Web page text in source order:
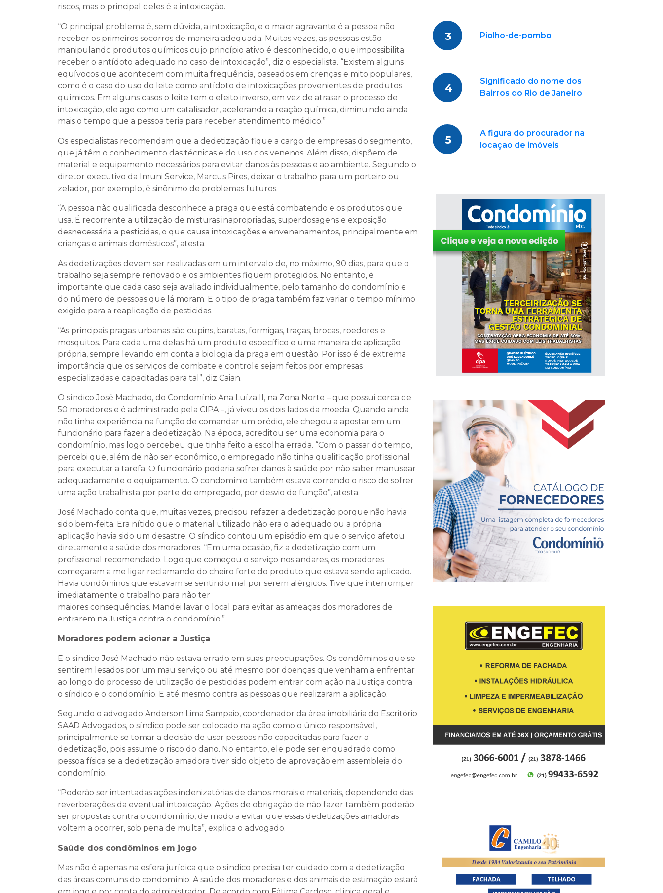
riscos, mas o principal deles é a intoxicação.
“O principal problema é, sem dúvida, a intoxicação, e o maior agravante é a pessoa não
receber os primeiros socorros de maneira adequada. Muitas vezes, as pessoas estão
manipulando produtos químicos cujo princípio ativo é desconhecido, o que impossibilita
receber o antídoto adequado no caso de intoxicação”, diz o especialista. “Existem alguns
equívocos que acontecem com muita frequência, baseados em crenças e mito populares,
como é o caso do uso do leite como antídoto de intoxicações provenientes de produtos
químicos. Em alguns casos o leite tem o efeito inverso, em vez de atrasar o processo de
intoxicação, ele age como um catalisador, acelerando a reação química, diminuindo ainda
mais o tempo que a pessoa teria para receber atendimento médico.”
Os especialistas recomendam que a dedetização fique a cargo de empresas do segmento,
que já têm o conhecimento das técnicas e do uso dos venenos. Além disso, dispõem de
material e equipamento necessários para evitar danos às pessoas e ao ambiente. Segundo o
diretor executivo da Imuni Service, Marcus Pires, deixar o trabalho para um porteiro ou
zelador, por exemplo, é sinônimo de problemas futuros.
“A pessoa não qualificada desconhece a praga que está combatendo e os produtos que
usa. É recorrente a utilização de misturas inapropriadas, superdosagens e exposição
desnecessária a pesticidas, o que causa intoxicações e envenenamentos, principalmente em
crianças e animais domésticos”, atesta.
As dedetizações devem ser realizadas em um intervalo de, no máximo, 90 dias, para que o
trabalho seja sempre renovado e os ambientes fiquem protegidos. No entanto, é
importante que cada caso seja avaliado individualmente, pelo tamanho do condomínio e
do número de pessoas que lá moram. E o tipo de praga também faz variar o tempo mínimo
exigido para a reaplicação de pesticidas.
“As principais pragas urbanas são cupins, baratas, formigas, traças, brocas, roedores e
mosquitos. Para cada uma delas há um produto específico e uma maneira de aplicação
própria, sempre levando em conta a biologia da praga em questão. Por isso é de extrema
importância que os serviços de combate e controle sejam feitos por empresas
especializadas e capacitadas para tal”, diz Caian.
O síndico José Machado, do Condomínio Ana Luíza II, na Zona Norte – que possui cerca de
50 moradores e é administrado pela CIPA –, já viveu os dois lados da moeda. Quando ainda
não tinha experiência na função de comandar um prédio, ele chegou a apostar em um
funcionário para fazer a dedetização. Na época, acreditou ser uma economia para o
condomínio, mas logo percebeu que tinha feito a escolha errada. “Com o passar do tempo,
percebi que, além de não ser econômico, o empregado não tinha qualificação profissional
para executar a tarefa. O funcionário poderia sofrer danos à saúde por não saber manusear
adequadamente o equipamento. O condomínio também estava correndo o risco de sofrer
uma ação trabalhista por parte do empregado, por desvio de função”, atesta.
José Machado conta que, muitas vezes, precisou refazer a dedetização porque não havia
sido bem-feita. Era nítido que o material utilizado não era o adequado ou a própria
aplicação havia sido um desastre. O síndico contou um episódio em que o serviço afetou
diretamente a saúde dos moradores. “Em uma ocasião, fiz a dedetização com um
profissional recomendado. Logo que começou o serviço nos andares, os moradores
começaram a me ligar reclamando do cheiro forte do produto que estava sendo aplicado.
Havia condôminos que estavam se sentindo mal por serem alérgicos. Tive que interromper
imediatamente o trabalho para não ter
maiores consequências. Mandei lavar o local para evitar as ameaças dos moradores de
entrarem na Justiça contra o condomínio.”
Moradores podem acionar a Justiça
E o síndico José Machado não estava errado em suas preocupações. Os condôminos que se
sentirem lesados por um mau serviço ou até mesmo por doenças que venham a enfrentar
ao longo do processo de utilização de pesticidas podem entrar com ação na Justiça contra
o síndico e o condomínio. E até mesmo contra as pessoas que realizaram a aplicação.
Segundo o advogado Anderson Lima Sampaio, coordenador da área imobiliária do Escritório
SAAD Advogados, o síndico pode ser colocado na ação como o único responsável,
principalmente se tomar a decisão de usar pessoas não capacitadas para fazer a
dedetização, pois assume o risco do dano. No entanto, ele pode ser enquadrado como
pessoa física se a dedetização amadora tiver sido objeto de aprovação em assembleia do
condomínio.
“Poderão ser intentadas ações indenizatórias de danos morais e materiais, dependendo das
reverberações da eventual intoxicação. Ações de obrigação de não fazer também poderão
ser propostas contra o condomínio, de modo a evitar que essas dedetizações amadoras
voltem a ocorrer, sob pena de multa”, explica o advogado.
Saúde dos condôminos em jogo
Mas não é apenas na esfera jurídica que o síndico precisa ter cuidado com a dedetização
das áreas comuns do condomínio. A saúde dos moradores e dos animais de estimação estará
3 Piolho-de-pombo
4
Significado do nome dos
Bairros do Rio de Janeiro
5
A figura do procurador na
locação de imóveis